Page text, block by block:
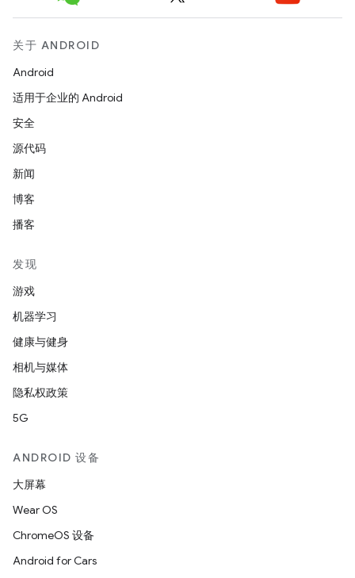
关于 ANDROID
Android
适用于企业的 Android
安全
源代码
新闻
博客
播客
发现
游戏
机器学习
健康与健身
相机与媒体
隐私权政策
5G
ANDROID 设备
大屏幕
Wear OS
ChromeOS 设备
Android for Cars